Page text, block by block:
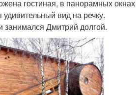
гостиная, в панорамных окнах
удивительный вид на речку.
занимался Дмитрий долгой.